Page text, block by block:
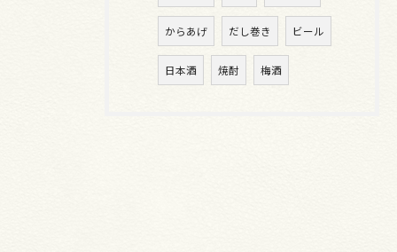
からあげ だし巻き ビール
日本酒 焼酎 梅酒